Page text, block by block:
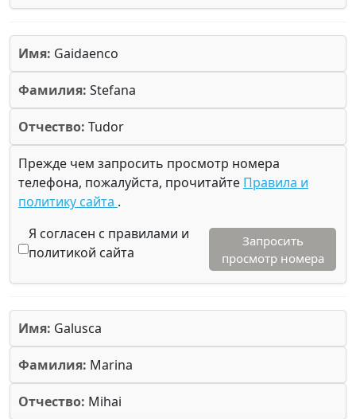
Имя: Gaidaenco
Фамилия: Stefana
Отчество: Tudor
Прежде чем запросить просмотр номера
телефона, пожалуйста, прочитайте Правила и
политику сайта .
Я согласен с правилами и
политикой сайта
Запросить
просмотр номера
Имя: Galusca
Фамилия: Marina
Отчество: Mihai